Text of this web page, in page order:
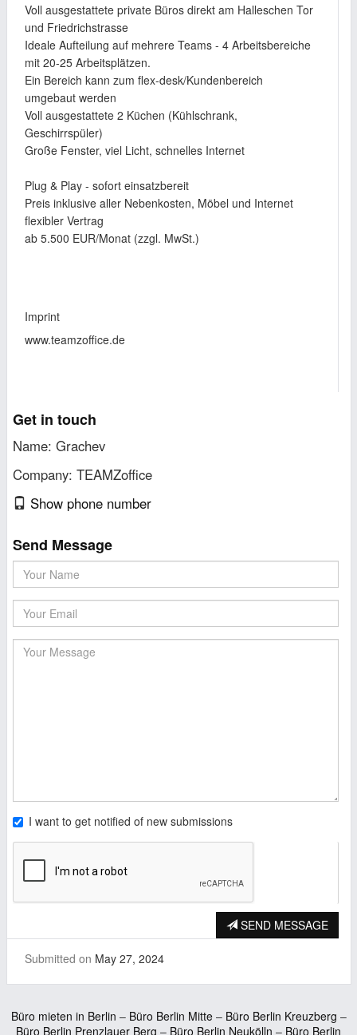
Voll ausgestattete private Büros direkt am Halleschen Tor
und Friedrichstrasse
Ideale Aufteilung auf mehrere Teams - 4 Arbeitsbereiche
mit 20-25 Arbeitsplätzen.
Ein Bereich kann zum flex-desk/Kundenbereich
umgebaut werden
Voll ausgestattete 2 Küchen (Kühlschrank,
Geschirrspüler)
Große Fenster, viel Licht, schnelles Internet
Plug & Play - sofort einsatzbereit
Preis inklusive aller Nebenkosten, Möbel und Internet
flexibler Vertrag
ab 5.500 EUR/Monat (zzgl. MwSt.)
Imprint
www.teamzoffice.de
Get in touch
Name: Grachev
Company: TEAMZoffice
Show phone number
Send Message
I want to get notified of new submissions
SEND MESSAGE
Submitted on May 27, 2024
Büro mieten in Berlin – Büro Berlin Mitte– Büro Berlin Kreuzberg –
Büro Berlin Prenzlauer Berg – Büro Berlin Neukölln – Büro Berlin